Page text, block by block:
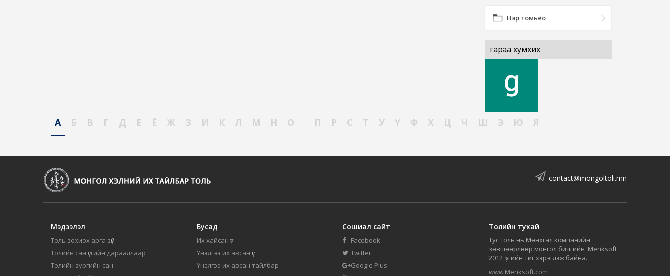
Нэр томьёо
гараа хумхих
А Б В Г Д Е Ё Ж З И К Л М Н О П Р С Т У Ү Ф Х Ц Ч Ш Э Ю Я
contact@mongoltoli.mn
Мэдээлэл
Толь зохиох арга зүй
Толийн сан үсгийн дарааллаар
Толийн зургийн сан
Бусад
Их хайсан үг
Үнэлгээ их авсан үг
Үнэлгээ их авсан тайлбар
Сошиал сайт
Facebook
Twitter
Google Plus
Толийн тухай
Тус толь нь Мөнхгал компанийн
зөвшөөрлөөр монгол бичгийн 'Menksoft
2012' үсгийн тиг хэрэглэж байна.
www.Menksoft.com